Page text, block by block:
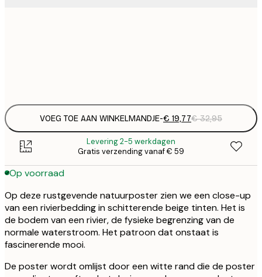
VOEG TOE AAN WINKELMANDJE-€ 19,77€ 32,95
Levering 2-5 werkdagen
Gratis verzending vanaf € 59
Op voorraad
Op deze rustgevende natuurposter zien we een close-up
van een rivierbedding in schitterende beige tinten. Het is
de bodem van een rivier, de fysieke begrenzing van de
normale waterstroom. Het patroon dat onstaat is
fascinerende mooi.
De poster wordt omlijst door een witte rand die de poster